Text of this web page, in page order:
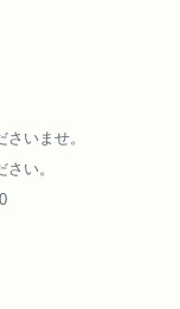
いませ。
い。